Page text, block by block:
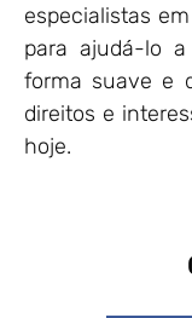
especialistas
para ajudá-lo
forma suave e
direitos e
hoje.